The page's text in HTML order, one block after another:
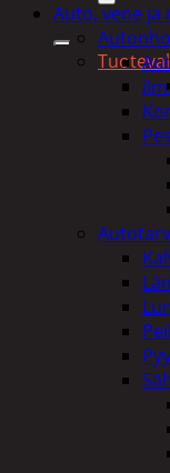
Auto, vene